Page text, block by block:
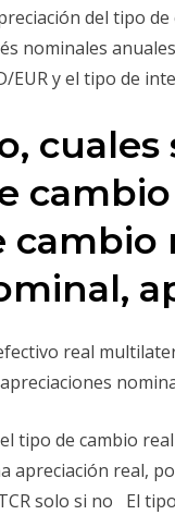
del tipo
nominales
EUR y el tipo de
cambio
real
tipo de cambio
apreciación real,
solo si no El